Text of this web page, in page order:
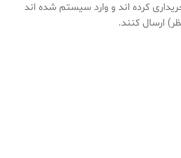
کرده اند و وارد سیستم شده اند
ارسال کنند.